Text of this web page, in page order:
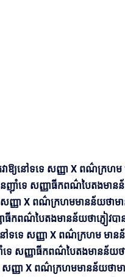
ាឱ្យនៅទទេ សញ្ញា X ពណ៌ក្រ
នញ៉ាំទេ សញ្ញាធីកពណ៌បៃតងមានន័
េ សញ្ញា X ពណ៌ក្រហមមានន័យថ
ធីកពណ៌បៃតងមានន័យថាភ្ញៀវបា
នៅទទេ សញ្ញា X ពណ៌ក្រហម
ទេ សញ្ញាធីកពណ៌បៃតងមានន័យថា
សញ្ញា X ពណ៌ក្រហមមានន័យថាម